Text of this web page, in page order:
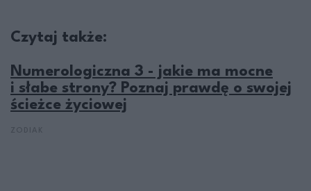
Czytaj także:
Numerologiczna 3 - jakie ma mocne
i słabe strony? Poznaj prawdę o swojej
ścieżce życiowej